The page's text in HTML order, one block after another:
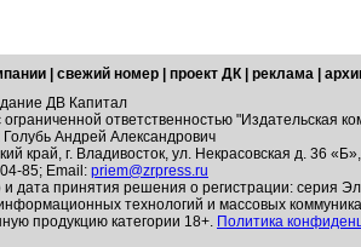
свежий номер проект ДК реклама
ДВ Капитал
ответственностью "Издательская
Голубь Андрей Александрович
край, г. Владивосток, ул. Некрасовская д. 36
85; Email: priem@zrpress.ru
и дата принятия решения о регистрации: серия
технологий и массовых
продукцию категории 18+. Политика